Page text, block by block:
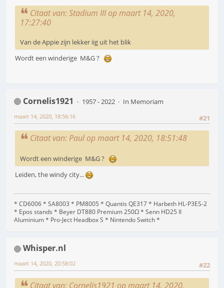
Citaat van: Stadium III op maart 14, 2020,
17:27:40
Van de Appie zijn lekker iig uit het blik
Wordt een winderige M&G ?
Cornelis1921 1957 - 2022
In Memoriam
#21
maart 14, 2020, 18:56:16
Citaat van: Paul op maart 14, 2020, 18:51:48
Wordt een winderige M&G ?
Leiden, the windy city...
* CD6006 * SA8003 * PM8005 * Quantis QE317 * Harbeth HL-P3ES-2
* Epos stands * Beyer DT880 Premium 250Ω * Senn HD25 II
Aluminium * Pro-Ject Headbox S * Nintendo Switch *
Whisper.nl
#22
maart 14, 2020, 20:58:02
Citaat van: Cornelis1921 op maart 14, 2020,